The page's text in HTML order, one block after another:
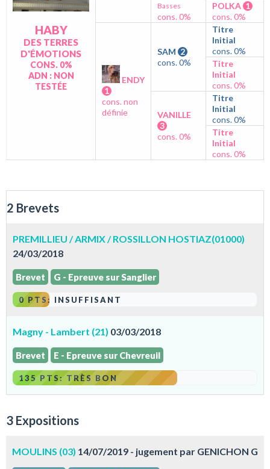
HABY
DES TERRES
D'ÉMOTIONS
CONS. 0%
ADN : NON
TESTÉE
Basses
cons. 0%
POLKA 1
cons. 0%
ENDY
1
cons. non
définie
SAM 2
cons. 0%
Titre
Initial
cons. 0%
Titre
Initial
cons. 0%
VANILLE
3
cons. 0%
Titre
Initial
cons. 0%
Titre
Initial
cons. 0%
2 Brevets
PREMILLIEU / ARMIX / ROSSILLON HOSTIAZ(01000)
24/03/2018
Brevet G - Epreuve sur Sanglier
0 PTS: INSUFFISANT
Magny - Lambert (21) 03/03/2018
Brevet E - Epreuve sur Chevreuil
135 PTS: TRÈS BON
3 Expositions
MOULINS (03) 14/07/2019 - jugement par GENICHON G